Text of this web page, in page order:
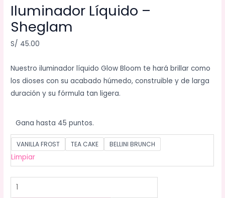
Iluminador Líquido –
Sheglam
S/ 45.00
Nuestro iluminador líquido Glow Bloom te hará brillar como
los dioses con su acabado húmedo, construible y de larga
duración y su fórmula tan ligera.
Gana hasta 45 puntos.
VANILLA FROST TEA CAKE BELLINI BRUNCH
Limpiar